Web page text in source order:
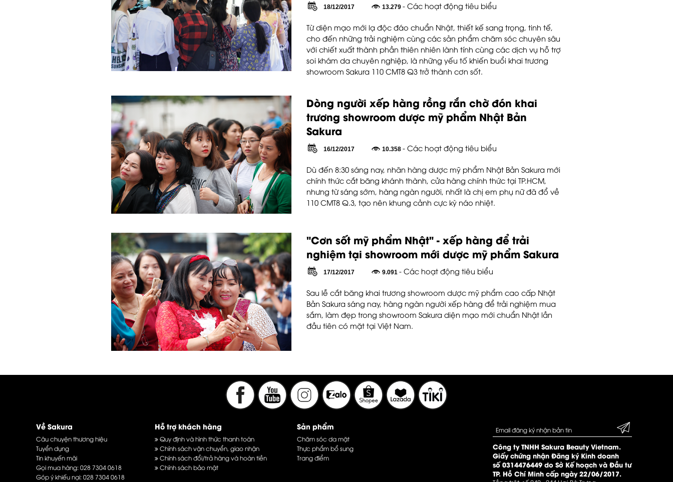
18/12/2017 13.279 - Các hoạt động tiêu biểu
Từ diện mạo mới lạ độc đáo chuẩn Nhật, thiết kế sang trọng, tinh tế,
cho đến những trải nghiệm cùng các sản phẩm chăm sóc chuyên sâu
với chiết xuất thành phần thiên nhiên lành tính cùng các dịch vụ hỗ trợ
soi khám da chuyên nghiệp, là những yếu tố khiến buổi khai trương
showroom Sakura 110 CMT8 Q3 trở thành cơn sốt.
Dòng người xếp hàng rồng rắn chờ đón khai
trương showroom dược mỹ phẩm Nhật Bản
Sakura
16/12/2017 10.358 - Các hoạt động tiêu biểu
Dù đến 8:30 sáng nay, nhãn hàng dược mỹ phẩm Nhật Bản Sakura mới
chính thức cắt băng khánh thành, cửa hàng chính thức tại TP.HCM,
nhưng từ sáng sớm, hàng ngàn người, nhất là chị em phụ nữ đã đổ về
110 CMT8 Q.3, tạo nên khung cảnh cực kỳ náo nhiệt.
"Cơn sốt mỹ phẩm Nhật" - xếp hàng để trải
nghiệm tại showroom mới dược mỹ phẩm Sakura
17/12/2017 9.091 - Các hoạt động tiêu biểu
Sau lễ cắt băng khai trương showroom dược mỹ phẩm cao cấp Nhật
Bản Sakura sáng nay, hàng ngàn người xếp hàng để trải nghiệm mua
sắm, làm đẹp trong showroom Sakura diện mạo mới chuẩn Nhật lần
đầu tiên có mặt tại Việt Nam.
Về Sakura
Câu chuyện thương hiệu
Tuyển dụng
Tin khuyến mãi
Gọi mua hàng:028 7304 0618
Góp ý khiếu nại:028 7304 0618
Hỗ trợ khách hàng
Quy định và hình thức thanh toán
Chính sách vận chuyển, giao nhận
Chính sách đổi/trả hàng và hoàn tiền
Chính sách bảo mật
Sản phẩm
Chăm sóc da mặt
Thực phẩm bổ sung
Trang điểm
Công ty TNHH Sakura Beauty Vietnam.
Giấy chứng nhận Đăng ký Kinh doanh
số 0314476449 do Sở Kế hoạch và Đầu tư
TP. Hồ Chí Minh cấp ngày 22/06/2017.